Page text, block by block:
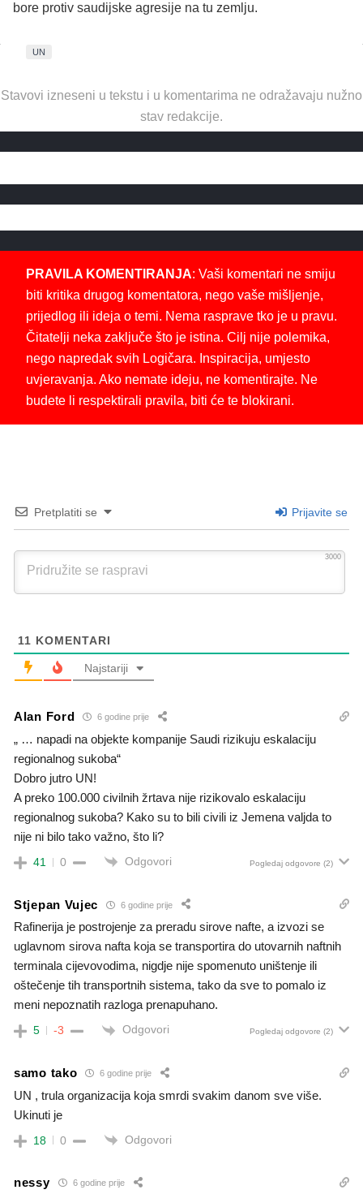
bore protiv saudijske agresije na tu zemlju.
UN
Stavovi izneseni u tekstu i u komentarima ne odražavaju nužno
stav redakcije.
PRAVILA KOMENTIRANJA: Vaši komentari ne smiju
biti kritika drugog komentatora, nego vaše mišljenje,
prijedlog ili ideja o temi. Nema rasprave tko je u pravu.
Čitatelji neka zaključe što je istina. Cilj nije polemika,
nego napredak svih Logičara. Inspiracija, umjesto
uvjeravanja. Ako nemate ideju, ne komentirajte. Ne
budete li respektirali pravila, biti će te blokirani.
Pretplatiti se Prijavite se
3000
11 KOMENTARI
Najstariji
Alan Ford 6 godine prije
„ … napadi na objekte kompanije Saudi rizikuju eskalaciju
regionalnog sukoba“
Dobro jutro UN!
A preko 100.000 civilnih žrtava nije rizikovalo eskalaciju
regionalnog sukoba? Kako su to bili civili iz Jemena valjda to
nije ni bilo tako važno, što li?
41 0 Odgovori Pogledaj odgovore (2)
Stjepan Vujec 6 godine prije
Rafinerija je postrojenje za preradu sirove nafte, a izvozi se
uglavnom sirova nafta koja se transportira do utovarnih naftnih
terminala cijevovodima, nigdje nije spomenuto uništenje ili
oštečenje tih transportnih sistema, tako da sve to pomalo iz
meni nepoznatih razloga prenapuhano.
5 -3 Odgovori Pogledaj odgovore (2)
samo tako 6 godine prije
UN , trula organizacija koja smrdi svakim danom sve više.
Ukinuti je
18 0 Odgovori
nessy 6 godine prije